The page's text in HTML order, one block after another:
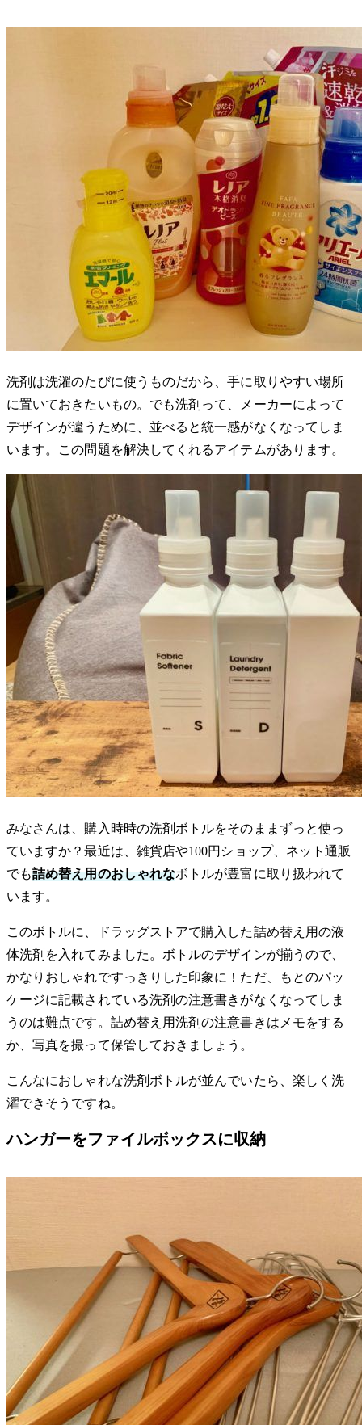
洗剤は洗濯のたびに使うものだから、手に取りやすい場所
に置いておきたいもの。でも洗剤って、メーカーによって
デザインが違うために、並べると統一感がなくなってしま
います。この問題を解決してくれるアイテムがあります。
みなさんは、購入時時の洗剤ボトルをそのままずっと使っ
ていますか？最近は、雑貨店や100円ショップ、ネット通販
でも詰め替え用のおしゃれなボトルが豊富に取り扱われて
います。
このボトルに、ドラッグストアで購入した詰め替え用の液
体洗剤を入れてみました。ボトルのデザインが揃うので、
かなりおしゃれですっきりした印象に！ただ、もとのパッ
ケージに記載されている洗剤の注意書きがなくなってしま
うのは難点です。詰め替え用洗剤の注意書きはメモをする
か、写真を撮って保管しておきましょう。
こんなにおしゃれな洗剤ボトルが並んでいたら、楽しく洗
濯できそうですね。
ハンガーをファイルボックスに収納